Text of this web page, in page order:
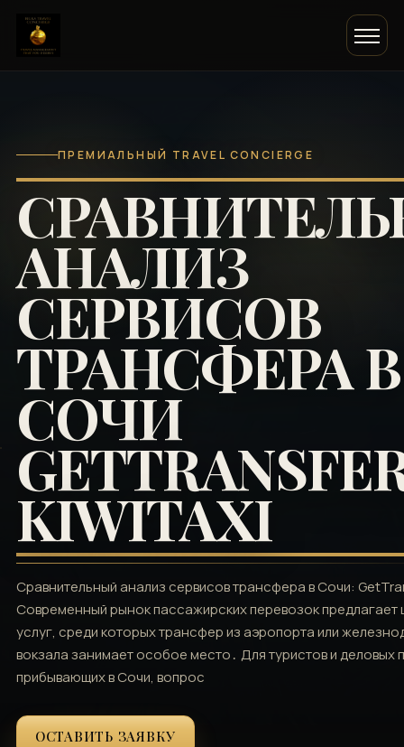
ПРЕМИАЛЬНЫЙ TRAVEL CONCIERGE
АНАЛИЗ
СЕРВИСОВ
ТРАНСФЕРА В
СОЧИ
KIWITAXI
Сравнительный анализ сервисов трансфера в Сочи:
Современный рынок пассажирских перевозок предлагает
услуг, среди которых трансфер из аэропорта или
вокзала занимает особое место․ Для туристов и деловых
прибывающих в Сочи, вопрос
ОСТАВИТЬ ЗАЯВКУ